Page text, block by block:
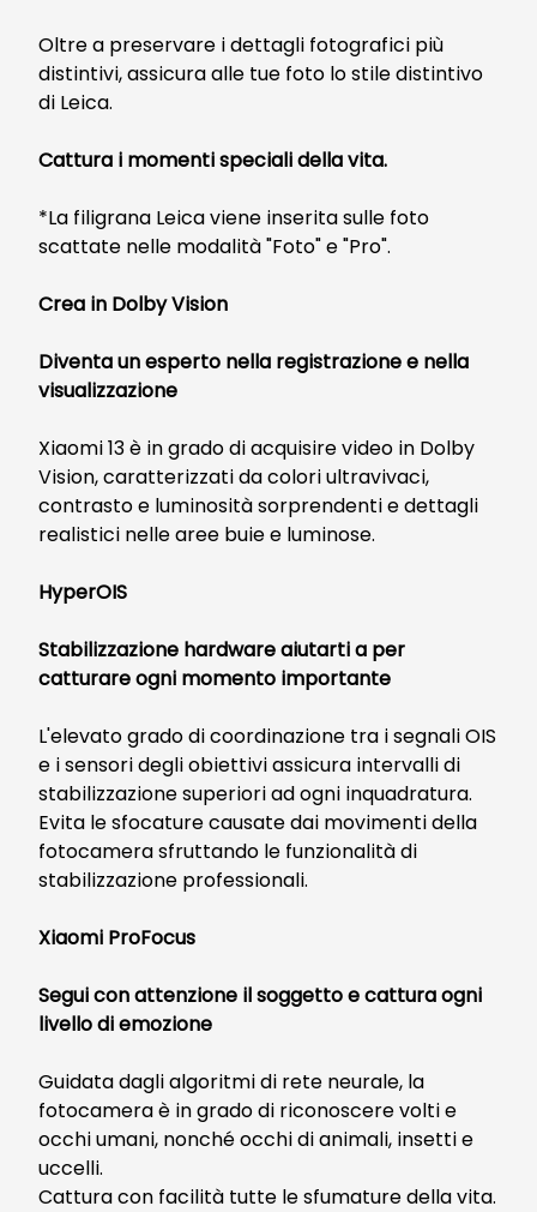
Oltre a preservare i dettagli fotografici più
distintivi, assicura alle tue foto lo stile distintivo
di Leica.
Cattura i momenti speciali della vita.
*La filigrana Leica viene inserita sulle foto
scattate nelle modalità "Foto" e "Pro".
Crea in Dolby Vision
Diventa un esperto nella registrazione e nella
visualizzazione
Xiaomi 13 è in grado di acquisire video in Dolby
Vision, caratterizzati da colori ultravivaci,
contrasto e luminosità sorprendenti e dettagli
realistici nelle aree buie e luminose.
HyperOIS
Stabilizzazione hardware aiutarti a per
catturare ogni momento importante
L'elevato grado di coordinazione tra i segnali OIS
e i sensori degli obiettivi assicura intervalli di
stabilizzazione superiori ad ogni inquadratura.
Evita le sfocature causate dai movimenti della
fotocamera sfruttando le funzionalità di
stabilizzazione professionali.
Xiaomi ProFocus
Segui con attenzione il soggetto e cattura ogni
livello di emozione
Guidata dagli algoritmi di rete neurale, la
fotocamera è in grado di riconoscere volti e
occhi umani, nonché occhi di animali, insetti e
uccelli.
Cattura con facilità tutte le sfumature della vita.